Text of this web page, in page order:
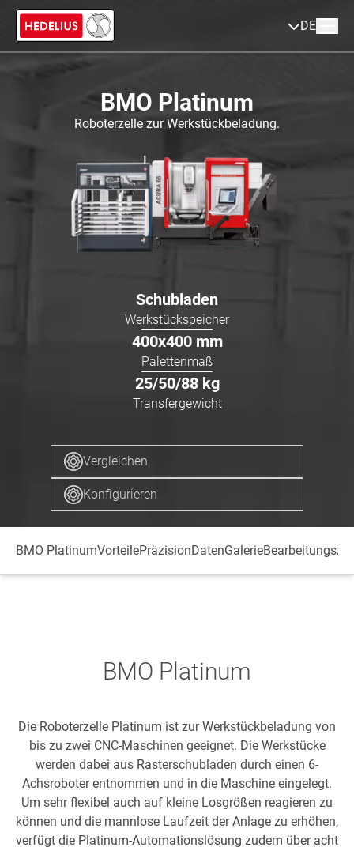
DE
BMO Platinum
Roboterzelle zur Werkstückbeladung.
Schubladen
Werkstückspeicher
400x400 mm
Palettenmaß
25/50/88 kg
Transfergewicht
Vergleichen
Konfigurieren
BMO PlatinumVorteilePräzisionDatenGalerie
BMO Platinum
Die Roboterzelle Platinum ist zur Werkstückbeladung von
bis zu zwei CNC-Maschinen geeignet. Die Werkstücke
werden dabei aus Rasterschubladen durch einen 6-
Achsroboter entnommen und in die Maschine eingelegt.
Um sehr flexibel auch auf kleine Losgrößen reagieren zu
können und die mannlose Laufzeit der Anlage zu erhöhen,
verfügt die Platinum-Automationslösung zudem über acht